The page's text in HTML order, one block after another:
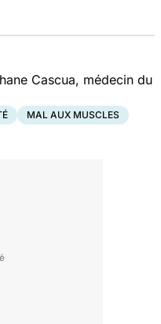
Cascua, médecin du
MAL AUX MUSCLES